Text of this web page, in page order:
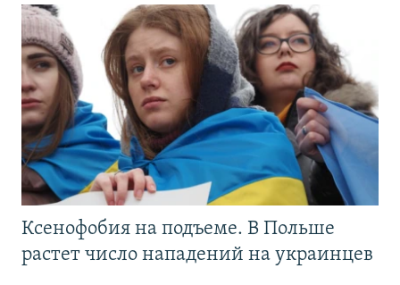
Ксенофобия на подъеме. В Польше
растет число нападений на украинцев